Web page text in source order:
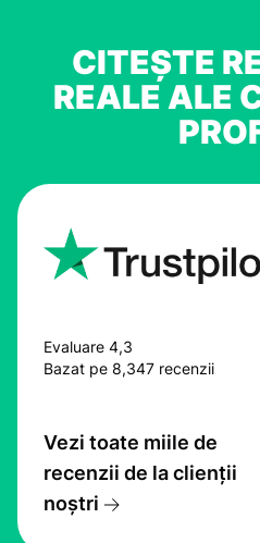
CITEȘTE
REALE ALE
Evaluare 4,3
Bazat pe 8,347 recenzii
Vezi toate miile de
recenzii de la clienții
noștri